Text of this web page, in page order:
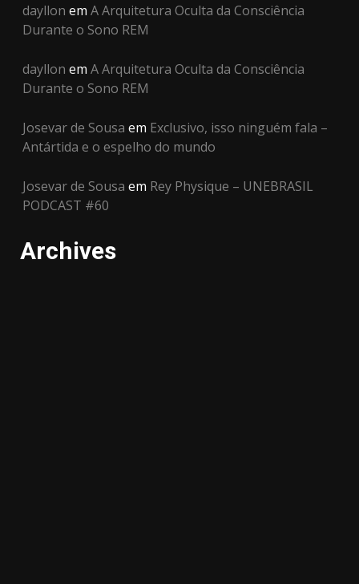
dayllon em A Arquitetura Oculta da Consciência
Durante o Sono REM
dayllon em A Arquitetura Oculta da Consciência
Durante o Sono REM
Josevar de Sousa em Exclusivo, isso ninguém fala –
Antártida e o espelho do mundo
Josevar de Sousa em Rey Physique – UNEBRASIL
PODCAST #60
Archives